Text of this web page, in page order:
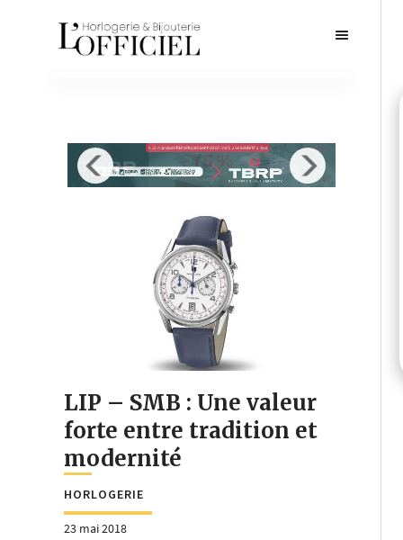
LIP – SMB : Une valeur
forte entre tradition et
modernité
HORLOGERIE
23 mai 2018